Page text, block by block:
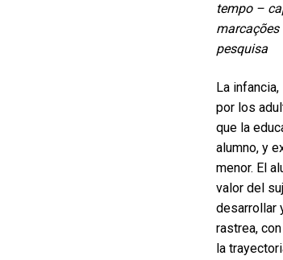
tempo –
pesquisa
La
por los
que la
alumno, y
menor. El
valor del
desarrollar
rastrea,
la